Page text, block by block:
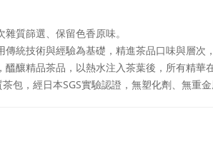
雜質篩選、保留色香原味。
傳統技術與經驗為基礎，精進茶品口味與層次
醞釀精品茶品，以熱水注入茶葉後，所有精華
包，經日本SGS實驗認證，無塑化劑、無重金